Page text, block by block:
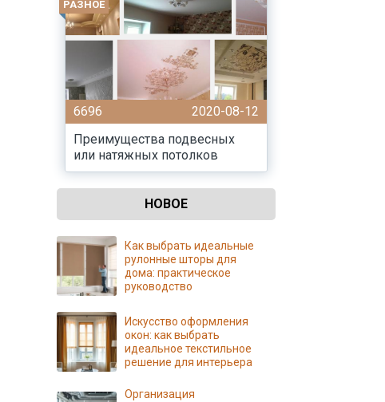
РАЗНОЕ
6696
2020-08-12
Преимущества подвесных
или натяжных потолков
НОВОЕ
Как выбрать идеальные
рулонные шторы для
дома: практическое
руководство
Искусство оформления
окон: как выбрать
идеальное текстильное
решение для интерьера
Организация